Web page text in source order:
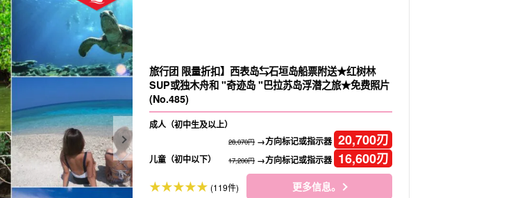
旅行团 限量折扣】西表岛⇆石垣岛船票附送★红树林
SUP或独木舟和 "奇迹岛 "巴拉苏岛浮潜之旅★免费照片
(No.485)
成人（初中生及以上）
28,070円→方向标记或指示器 20,700刃
儿童（初中以下） 17,200円→方向标记或指示器 16,600刃
(119件) 更多信息。